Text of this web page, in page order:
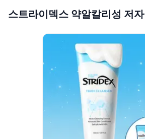
스트라이덱스 약알칼리성 저